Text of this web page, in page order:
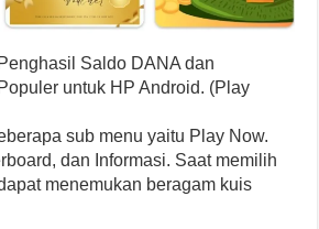
Penghasi Sa ldo DANA dan
Popu ler untuk H P Android. (P lay
sub menu yaitu Play Now.
dan Informasi. Saat memilih
menemukan beragam kuis